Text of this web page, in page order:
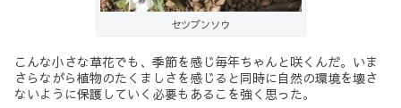
セツブンソウ
こんな小さな草花でも、季節を感じ毎年ちゃんと咲くんだ。いま
さらながら植物のたくましさを感じると同時に自然の環境を壊さ
ないように保護していく必要もあるこを強く思った。